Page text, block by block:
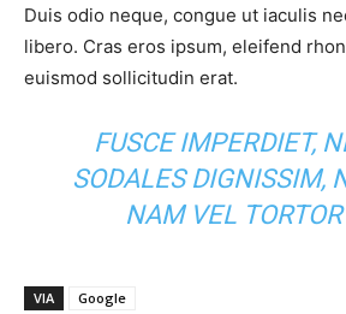
Duis odio neque, congue ut iaculis
libero. Cras eros ipsum, eleifend
euismod sollicitudin erat.
FUSCE IMPERDIET,
SODALES DIGNISSIM,
NAM VEL
VIA
Google